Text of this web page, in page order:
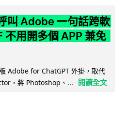
叫 Adobe 一句話跨軟
不用開多個 APP 兼免
Adobe for ChatGPT 外掛，取代
，將 Photoshop、...
閱讀全文